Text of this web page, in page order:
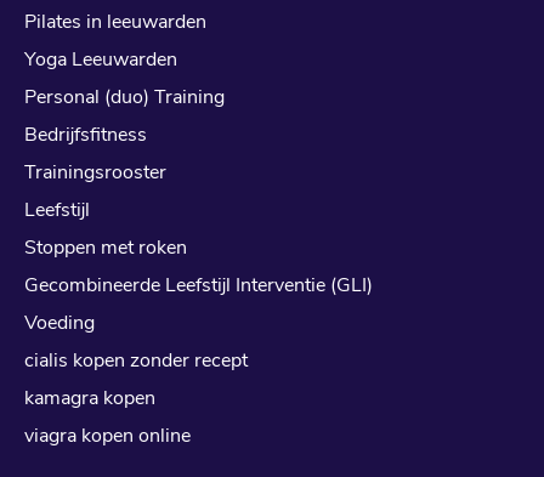
Pilates in leeuwarden
Yoga Leeuwarden
Personal (duo) Training
Bedrijfsfitness
Trainingsrooster
Leefstijl
Stoppen met roken
Gecombineerde Leefstijl Interventie (GLI)
Voeding
cialis kopen zonder recept
kamagra kopen
viagra kopen online